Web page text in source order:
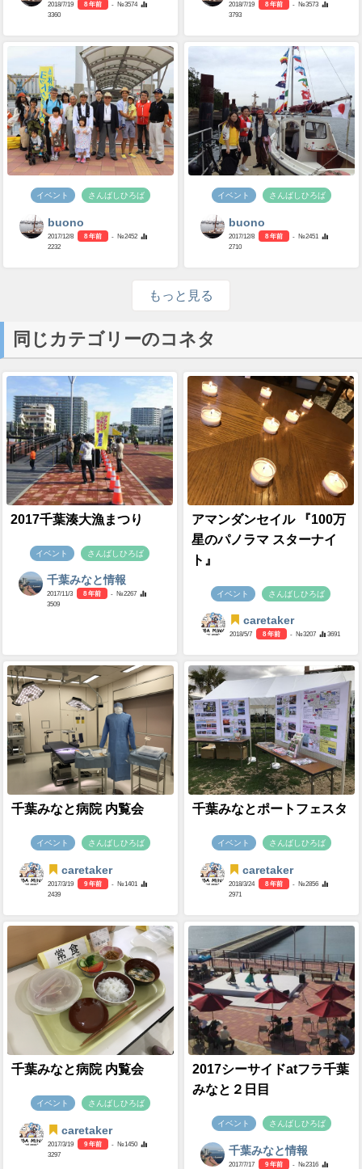
2018/7/19 8 年前
- №3574
3360
2018/7/19 8 年前
- №3573
3793
イベント さんばしひろば
buono
2017/12/8 8 年前
- №2452
2232
イベント さんばしひろば
buono
2017/12/8 8 年前
- №2451
2710
もっと見る
同じカテゴリーのコネタ
2017千葉湊大漁まつり
イベント さんばしひろば
千葉みなと情報
2017/11/3 8 年前
- №2267
3509
アマンダンセイル 『100万
星のパノラマ スターナイ
ト』
イベント さんばしひろば
caretaker
2018/5/7 8 年前 - №3207 3691
千葉みなと病院 内覧会
イベント さんばしひろば
caretaker
2017/3/19 9 年前
- №1401
2439
千葉みなとポートフェスタ
イベント さんばしひろば
caretaker
2018/3/24 8 年前
- №2856
2971
千葉みなと病院 内覧会
イベント さんばしひろば
caretaker
2017/3/19 9 年前
- №1450
3297
2017シーサイドatフラ千葉
みなと２日目
イベント さんばしひろば
千葉みなと情報
2017/7/17 9 年前
- №2316